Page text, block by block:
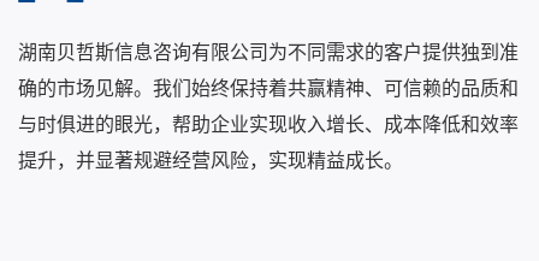
湖南贝哲斯信息咨询有限公司为不同需求的客户提供独到准
确的市场见解。我们始终保持着共赢精神、可信赖的品质和
与时俱进的眼光，帮助企业实现收入增长、成本降低和效率
提升，并显著规避经营风险，实现精益成长。